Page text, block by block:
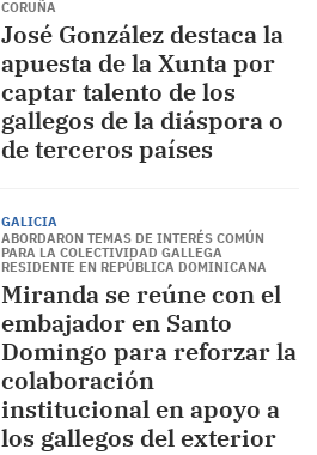
CORUÑA
José González destaca la
apuesta de la Xunta por
captar talento de los
gallegos de la diáspora o
de terceros países
GALICIA
ABORDARON TEMAS DE INTERÉS COMÚN
PARA LA COLECTIVIDAD GALLEGA
RESIDENTE EN REPÚBLICA DOMINICANA
Miranda se reúne con el
embajador en Santo
Domingo para reforzar la
colaboración
institucional en apoyo a
los gallegos del exterior